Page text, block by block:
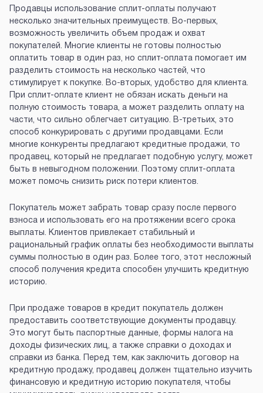
Продавцы использование сплит-оплаты получают
несколько значительных преимуществ. Во-первых,
возможность увеличить объем продаж и охват
покупателей. Многие клиенты не готовы полностью
оплатить товар в один раз, но сплит-оплата помогает им
разделить стоимость на несколько частей, что
стимулирует к покупке. Во-вторых, удобство для клиента.
При сплит-оплате клиент не обязан искать деньги на
полную стоимость товара, а может разделить оплату на
части, что сильно облегчает ситуацию. В-третьих, это
способ конкурировать с другими продавцами. Если
многие конкуренты предлагают кредитные продажи, то
продавец, который не предлагает подобную услугу, может
быть в невыгодном положении. Поэтому сплит-оплата
может помочь снизить риск потери клиентов.
Покупатель может забрать товар сразу после первого
взноса и использовать его на протяжении всего срока
выплаты. Клиентов привлекает стабильный и
рациональный график оплаты без необходимости выплаты
суммы полностью в один раз. Более того, этот несложный
способ получения кредита способен улучшить кредитную
историю.
При продаже товаров в кредит покупатель должен
предоставить соответствующие документы продавцу.
Это могут быть паспортные данные, формы налога на
доходы физических лиц, а также справки о доходах и
справки из банка. Перед тем, как заключить договор на
кредитную продажу, продавец должен тщательно изучить
финансовую и кредитную историю покупателя, чтобы